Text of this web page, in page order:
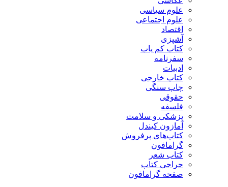
علوم سیاسی
علوم اجتماعی
اقتصاد
آشپزی
کتاب کم یاب
سفرنامه
ادبیات
کتاب خارجی
چاپ سنگی
حقوقی
فلسفه
پزشکی و سلامت
آمازون کیندل
کتاب‌های پرفروش
گرامافون
کتاب شعر
حراجی کتاب
صفحه گرامافون